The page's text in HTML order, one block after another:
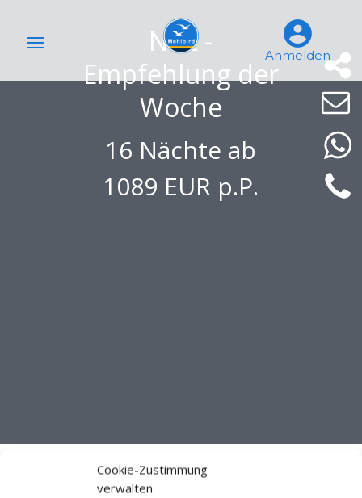
Cookie-Zustimmung
verwalten
Anmelden
NCL -
Empfehlung der
Woche
16 Nächte ab
1089 EUR p.P.